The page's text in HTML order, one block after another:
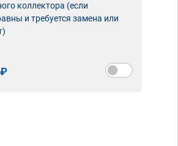
коллектора (если
и требуется замена или